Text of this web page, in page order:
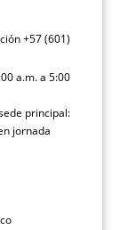
+57 (601)
a.m. a 5:00
principal:
jornada